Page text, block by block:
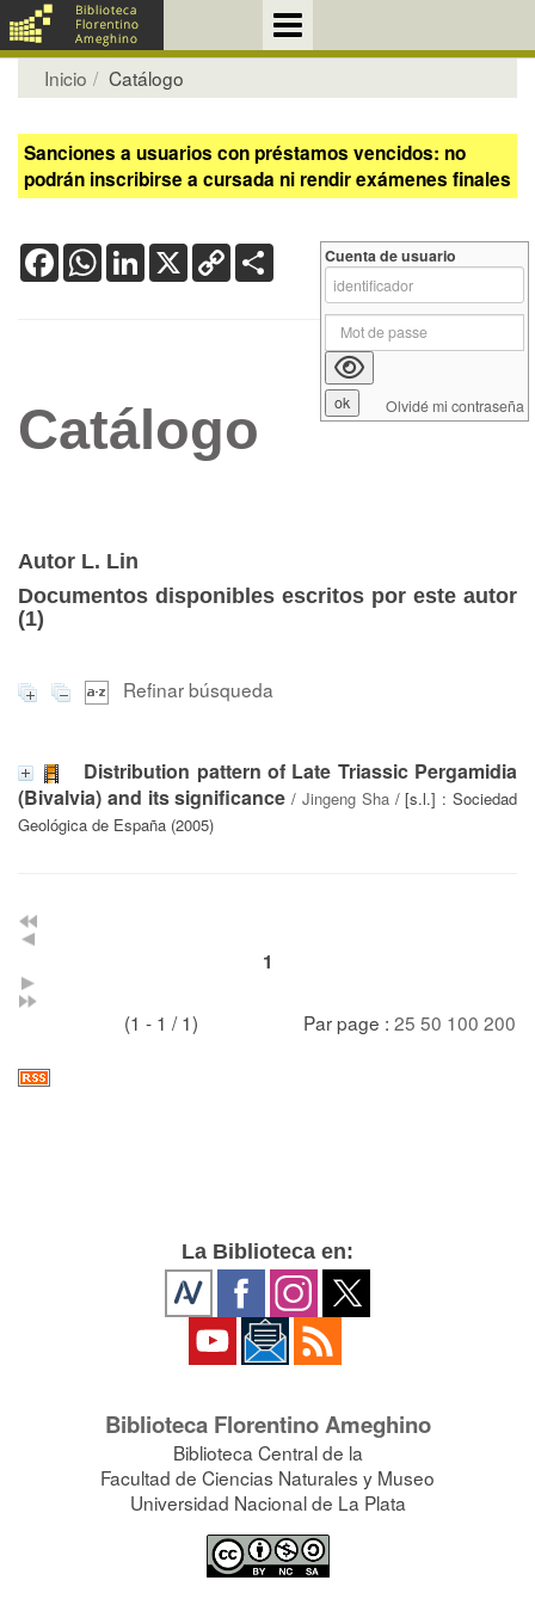
Inicio Catálogo
Sanciones a usuarios con préstamos vencidos: no
podrán inscribirse a cursada ni rendir exámenes finales
FacebookWhatsApp
LinkedIn
X Copy
Link
Catálogo
Autor L. Lin
Documentos disponibles escritos por este autor
(1)
Refinar búsqueda
Distribution pattern of Late Triassic Pergamidia
(Bivalvia) and its significance /Jingeng Sha/ [s.l.] : Sociedad
Geológica de España (2005)
1
(1 - 1 / 1) Par page : 25 50 100 200
Cuenta de usuario
Olvidé mi contraseña
La Biblioteca en:
Biblioteca Florentino Ameghino
Biblioteca Central de la
Facultad de Ciencias Naturales y Museo
Universidad Nacional de La Plata